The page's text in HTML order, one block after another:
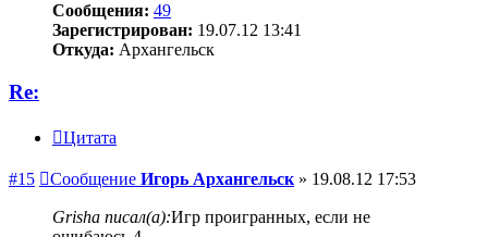
Сообщения: 49
Зарегистрирован: 19.07.12 13:41
Откуда: Архангельск
Re:
Цитата
#15 Сообщение Игорь Архангельск » 19.08.12 17:53
Grisha писал(а):Игр проигранных, если не